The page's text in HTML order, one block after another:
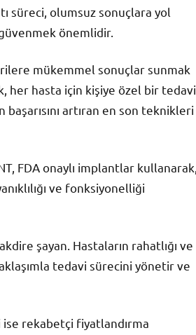
süreci, olumsuz sonuçlara yol
önemlidir.
mükemmel sonuçlar sunmak
her hasta için kişiye özel bir tedavi
artıran en son teknikleri
FDA onaylı implantlar kullanarak,
ve fonksiyonelliği
şayan. Hastaların rahatlığı ve
tedavi sürecini yönetir ve
rekabetçi fiyatlandırma